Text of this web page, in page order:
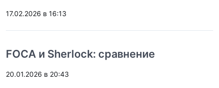
17.02.2026 в 16:13
FOCA и Sherlock: сравнение
20.01.2026 в 20:43